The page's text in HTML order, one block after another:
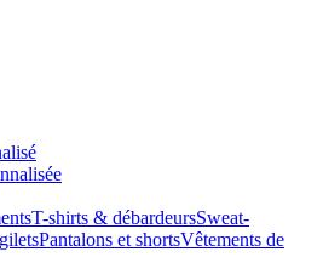
T-shirts & débardeursSweat-
Pantalons et shortsVêtements de